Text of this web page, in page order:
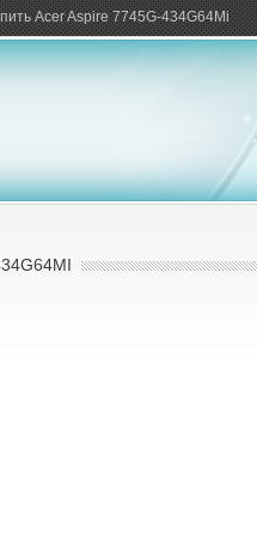
Acer Aspire 7745G-434G64Mi